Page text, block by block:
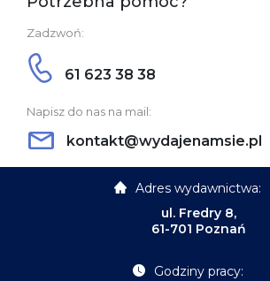
Zadzwoń:
61 623 38 38
Napisz do nas na mail:
kontakt@wydajenamsie.pl
Adres wydawnictwa:
ul. Fredry 8,
61-701 Poznań
Godziny pracy: